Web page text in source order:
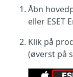
Åbn
eller ESET
Klik på
(øverst på